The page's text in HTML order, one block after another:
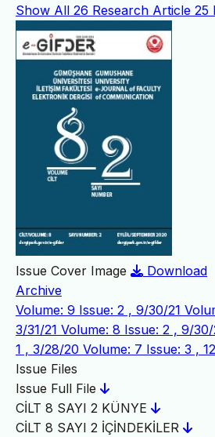
Show All 26 Research Article 25
Issue Cover Image
Download
Archive
Volume: 9 Issue: 2 , 9/30/21
3/31/21 Volume: 8 Issue: 2 , 9/
1 , 3/28/20 Volume: 7 Issue: 3 ,
Issue Files
Issue Full File
CİLT 8 SAYI 2 KÜNYE
CİLT 8 SAYI 2 İÇİNDEKİLER